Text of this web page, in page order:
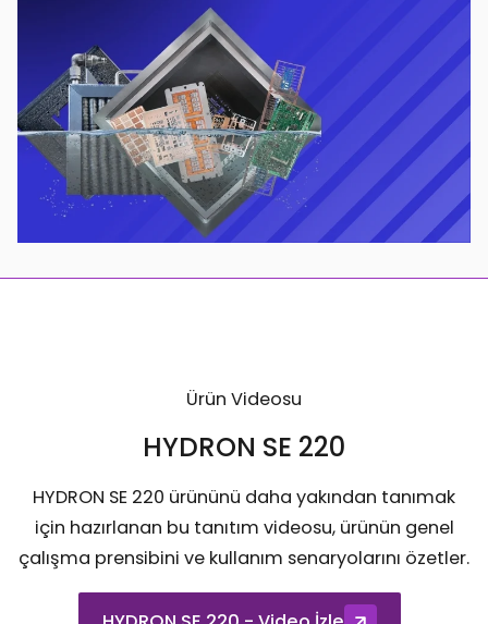
Ürün Videosu
HYDRON SE 220
HYDRON SE 220 ürününü daha yakından tanımak
için hazırlanan bu tanıtım videosu, ürünün genel
çalışma prensibini ve kullanım senaryolarını özetler.